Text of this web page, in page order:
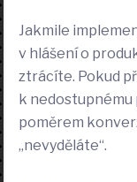
Jakmile
v hlášení o
ztrácíte. Pokud
k
poměrem
„nevyděláte“.